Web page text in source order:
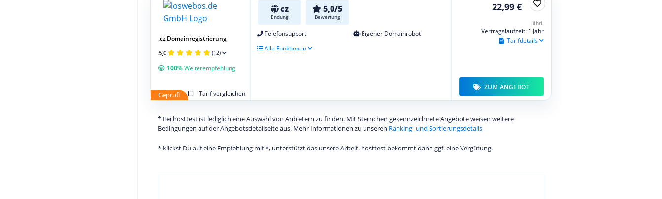
cz
Endung
5,0/5
Bewertung
Telefonsupport
Eigener Domainrobot
Alle Funktionen
Geprüft Tarif vergleichen
.cz Domainregistrierung
5,0 (12)
100%Weiterempfehlung
22,99 €
jährl.
Vertragslaufzeit: 1 Jahr
Tarifdetails
ZUM ANGEBOT
* Bei hosttest ist lediglich eine Auswahl von Anbietern zu finden. Mit Sternchen gekennzeichnete Angebote weisen weitere
Bedingungen auf der Angebotsdetailseite aus. Mehr Informationen zu unseren Ranking- und Sortierungsdetails
* Klickst Du auf eine Empfehlung mit *, unterstützt das unsere Arbeit. hosttest bekommt dann ggf. eine Vergütung.